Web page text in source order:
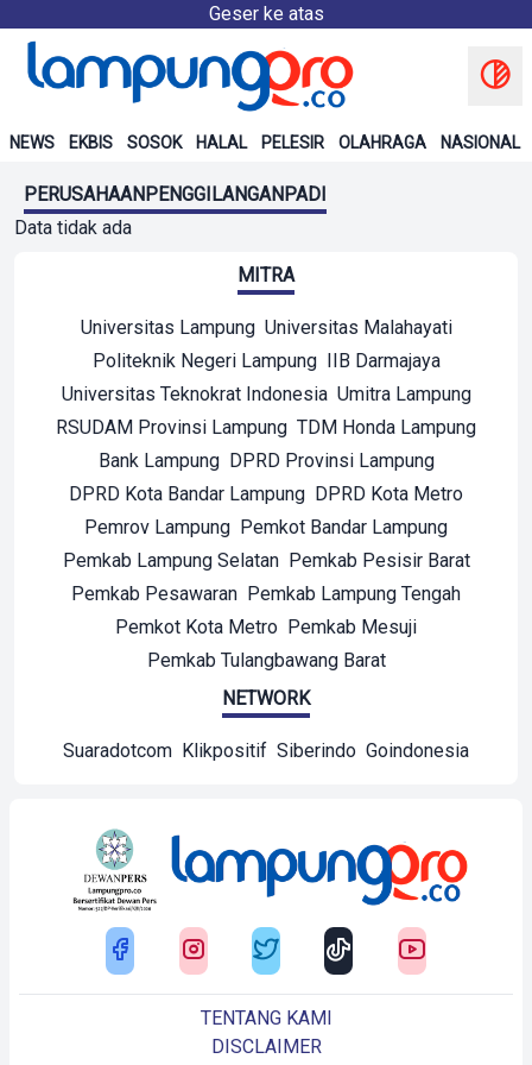
Geser ke atas
NEWS EKBIS SOSOK HALAL PELESIR OLAHRAGA NASIONAL
PERUSAHAANPENGGILANGANPADI
Data tidak ada
MITRA
Universitas Lampung Universitas Malahayati
Politeknik Negeri Lampung IIB Darmajaya
Universitas Teknokrat Indonesia Umitra Lampung
RSUDAM Provinsi Lampung TDM Honda Lampung
Bank Lampung DPRD Provinsi Lampung
DPRD Kota Bandar Lampung DPRD Kota Metro
Pemrov Lampung Pemkot Bandar Lampung
Pemkab Lampung Selatan Pemkab Pesisir Barat
Pemkab Pesawaran Pemkab Lampung Tengah
Pemkot Kota Metro Pemkab Mesuji
Pemkab Tulangbawang Barat
NETWORK
Suaradotcom Klikpositif Siberindo Goindonesia
TENTANG KAMI
DISCLAIMER